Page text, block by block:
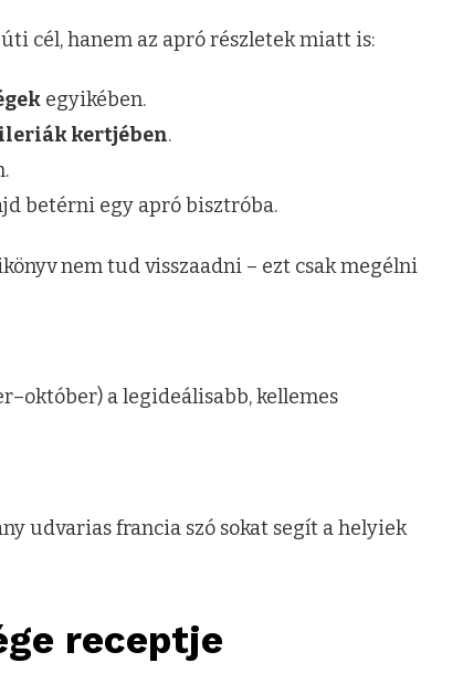
cél, hanem az apró részletek miatt is:
egyikében.
kertjében.
betérni egy apró bisztróba.
nem tud visszaadni – ezt csak megélni
a legideálisabb, kellemes
udvarias francia szó sokat segít a helyiek
receptje